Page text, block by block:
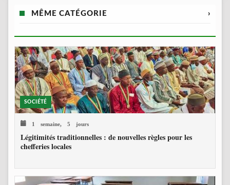
MÊME CATÉGORIE ›
SOCIÉTÉ
1 semaine, 5 jours
Légitimités traditionnelles : de nouvelles règles pour les
chefferies locales